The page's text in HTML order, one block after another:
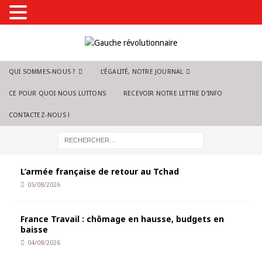
QUI SOMMES-NOUS ? L’ÉGALITÉ, NOTRE JOURNAL
CE POUR QUOI NOUS LUTTONS RECEVOIR NOTRE LETTRE D’INFO
CONTACTEZ-NOUS !
L’armée française de retour au Tchad
05/08/2026
France Travail : chômage en hausse, budgets en
baisse
04/08/2026